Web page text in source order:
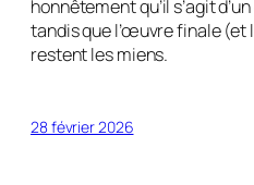
honnêtement qu’il s’agit
tandis que l’œuvre finale (et
restent les miens.
28 février 2026